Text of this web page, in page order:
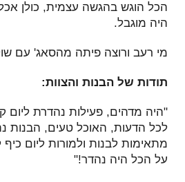
הכל הוגש בהגשה עצמית, כולן
היה מוגבל.
מי רעב ורוצה פיתה מהסאג' עם
תודות של הבנות והצוות:
"היה מדהים, פעילות נהדרת ליום
לכל הדעות, האוכל טעים, הבנות
מתאימות לבנות ולמורות ליום
על הכל היה נהדר!"